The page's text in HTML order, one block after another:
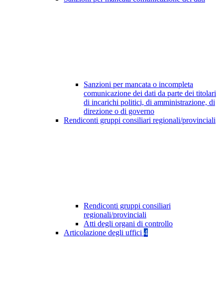
Sanzioni per mancata o incompleta
comunicazione dei dati da parte dei titolari
di incarichi politici, di amministrazione, di
direzione o di governo
Rendiconti gruppi consiliari regionali/provinciali
Rendiconti gruppi consiliari
regionali/provinciali
Atti degli organi di controllo
Articolazione degli uffici 4